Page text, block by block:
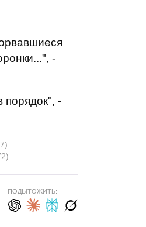
-
порядок", -
ПОДЫТОЖИТЬ: